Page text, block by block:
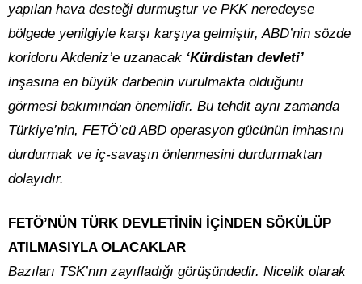
yapılan hava desteği durmuştur ve PKK neredeyse
bölgede yenilgiyle karşı karşıya gelmiştir, ABD’nin sözde
koridoru Akdeniz’e uzanacak ‘Kürdistan devleti’
inşasına en büyük darbenin vurulmakta olduğunu
görmesi bakımından önemlidir. Bu tehdit aynı zamanda
Türkiye’nin, FETÖ’cü ABD operasyon gücünün imhasını
durdurmak ve iç-savaşın önlenmesini durdurmaktan
dolayıdır.
FETÖ’NÜN TÜRK DEVLETİNİN İÇİNDEN SÖKÜLÜP
ATILMASIYLA OLACAKLAR
Bazıları TSK’nın zayıfladığı görüşündedir. Nicelik olarak